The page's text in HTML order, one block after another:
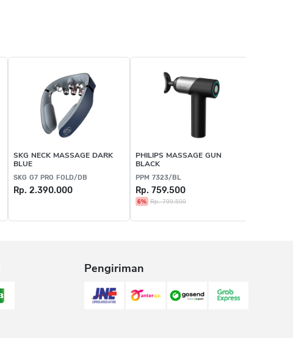
SKG NECK MASSAGE DARK
BLUE
SKG G7 PRO FOLD/DB
Rp. 2.390.000
PHILIPS MASSAGE GUN
BLACK
PPM 7323/BL
Rp. 759.500
6% Rp. 799.500
Pengiriman